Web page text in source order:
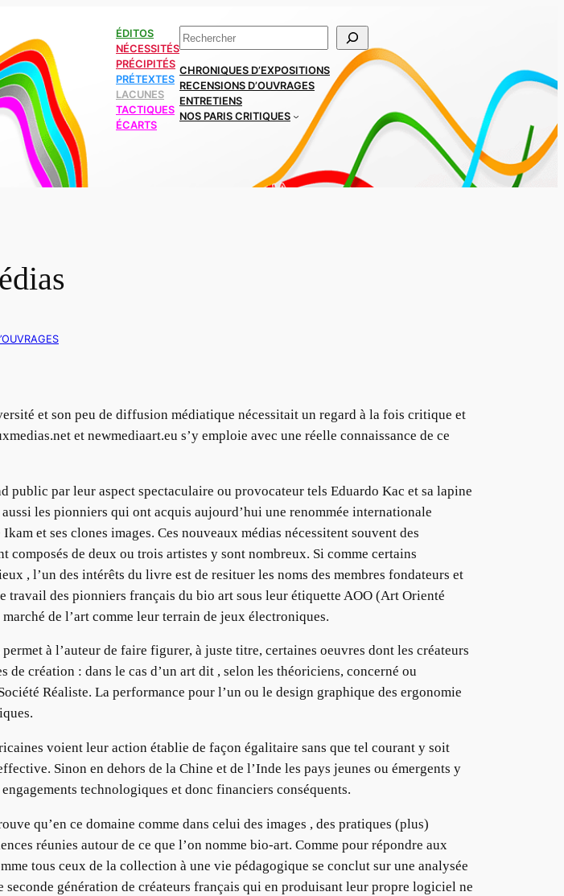
ÉDITOS
NÉCESSITÉS
PRÉCIPITÉS
PRÉTEXTES
LACUNES
TACTIQUES
ÉCARTS
Rechercher
CHRONIQUES D’EXPOSITIONS
RECENSIONS D’OUVRAGES
ENTRETIENS
NOS PARIS CRITIQUES
et son peu de diffusion médiatique nécessitait un regard à la fois critique et
et newmediaart.eu s’y emploie avec une réelle connaissance de ce
public par leur aspect spectaculaire ou provocateur tels Eduardo Kac et sa lapine
les pionniers qui ont acquis aujourd’hui une renommée internationale
et ses clones images. Ces nouveaux médias nécessitent souvent des
de deux ou trois artistes y sont nombreux. Si comme certains
, l’un des intérêts du livre est de resituer les noms des membres fondateurs et
des pionniers français du bio art sous leur étiquette AOO (Art Orienté
de l’art comme leur terrain de jeux électroniques.
à l’auteur de faire figurer, à juste titre, certaines oeuvres dont les créateurs
création : dans le cas d’un art dit , selon les théoriciens, concerné ou
Réaliste. La performance pour l’un ou le design graphique des ergonomie
voient leur action établie de façon égalitaire sans que tel courant y soit
Sinon en dehors de la Chine et de l’Inde les pays jeunes ou émergents y
technologiques et donc financiers conséquents.
qu’en ce domaine comme dans celui des images , des pratiques (plus)
réunies autour de ce que l’on nomme bio-art. Comme pour répondre aux
tous ceux de la collection à une vie pédagogique se conclut sur une analysée
génération de créateurs français qui en produisant leur propre logiciel ne